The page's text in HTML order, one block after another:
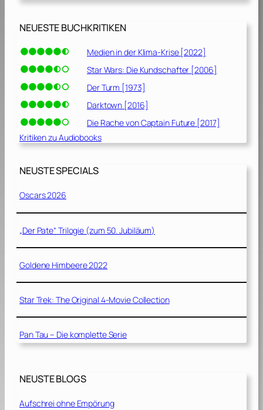
NEUESTE BUCHKRITIKEN
Medien in der Klima-Krise [2022]
Star Wars: Die Kundschafter [2006]
Der Turm [1973]
Darktown [2016]
Die Rache von Captain Future [2017]
Kritiken zu Audiobooks
NEUSTE SPECIALS
Oscars 2026
„Der Pate“ Trilogie (zum 50. Jubiläum)
Goldene Himbeere 2022
Star Trek: The Original 4-Movie Collection
Pan Tau – Die komplette Serie
NEUSTE BLOGS
Aufschrei ohne Empörung